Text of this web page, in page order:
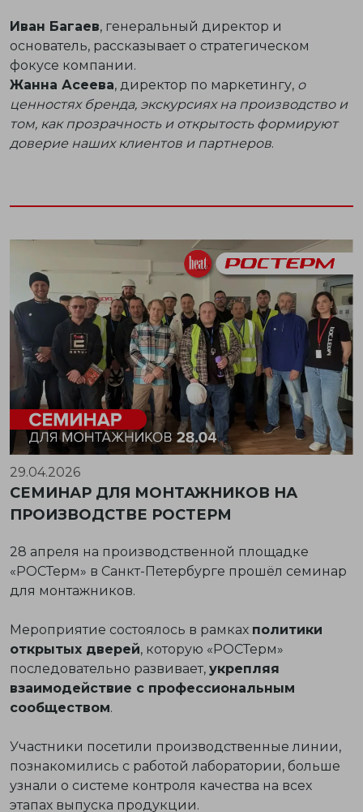
Иван Багаев, генеральный директор и
основатель, рассказывает о стратегическом
фокусе компании.
Жанна Асеева, директор по маркетингу, о
ценностях бренда, экскурсиях на производство и
том, как прозрачность и открытость формируют
доверие наших клиентов и партнеров.
29.04.2026
СЕМИНАР ДЛЯ МОНТАЖНИКОВ НА
ПРОИЗВОДСТВЕ РОСТЕРМ
28 апреля на производственной площадке
«РОСТерм» в Санкт-Петербурге прошёл семинар
для монтажников.
Мероприятие состоялось в рамках политики
открытых дверей, которую «РОСТерм»
последовательно развивает, укрепляя
взаимодействие с профессиональным
сообществом.
Участники посетили производственные линии,
познакомились с работой лаборатории, больше
узнали о системе контроля качества на всех
этапах выпуска продукции.